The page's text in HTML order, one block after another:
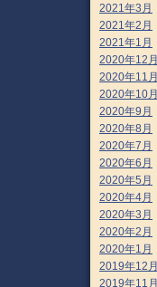
2021年3月
2021年2月
2021年1月
2020年12月
2020年11月
2020年10月
2020年9月
2020年8月
2020年7月
2020年6月
2020年5月
2020年4月
2020年3月
2020年2月
2020年1月
2019年12月
2019年11月